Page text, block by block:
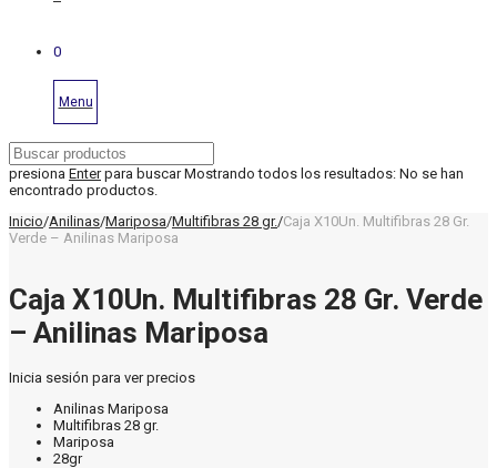
0
Menu
presiona Enterpara buscar Mostrando todos los resultados: No se han
encontrado productos.
Inicio/Anilinas/Mariposa/Multifibras 28 gr./Caja X10Un. Multifibras 28 Gr.
Verde – Anilinas Mariposa
Caja X10Un. Multifibras 28 Gr. Verde
– Anilinas Mariposa
Inicia sesión para ver precios
Anilinas Mariposa
Multifibras 28 gr.
Mariposa
28gr